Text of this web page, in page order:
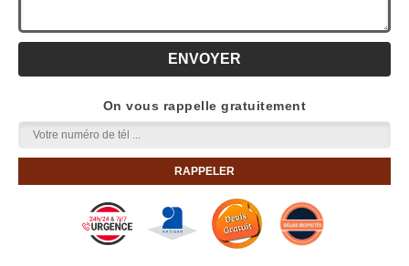
On vous rappelle gratuitement